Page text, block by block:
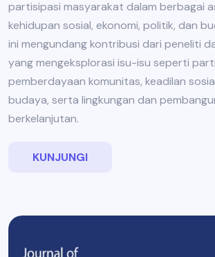
partisipasi masyarakat dalam berbagai
kehidupan sosial, ekonomi, politik, dan
ini mengundang kontribusi dari peneliti
yang mengeksplorasi isu-isu seperti
pemberdayaan komunitas, keadilan
budaya, serta lingkungan dan
berkelanjutan.
KUNJUNGI